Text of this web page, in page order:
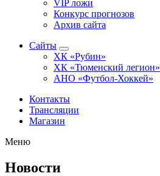
VIP ложи
Конкурс прогнозов
Архив сайта
Сайты
ХК «Рубин»
ХК «Тюменский легион»
АНО «Футбол-Хоккей»
Контакты
Трансляции
Магазин
Меню
Новости